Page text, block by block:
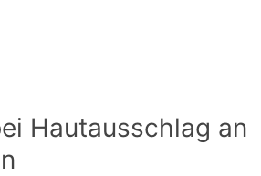
Hautausschlag an